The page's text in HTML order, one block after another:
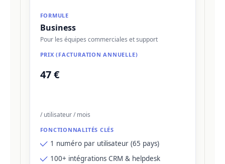
Business
Pour les équipes commerciales et support
47 €
/ utilisateur / mois
1 numéro par utilisateur (65 pays)
100+ intégrations CRM & helpdesk